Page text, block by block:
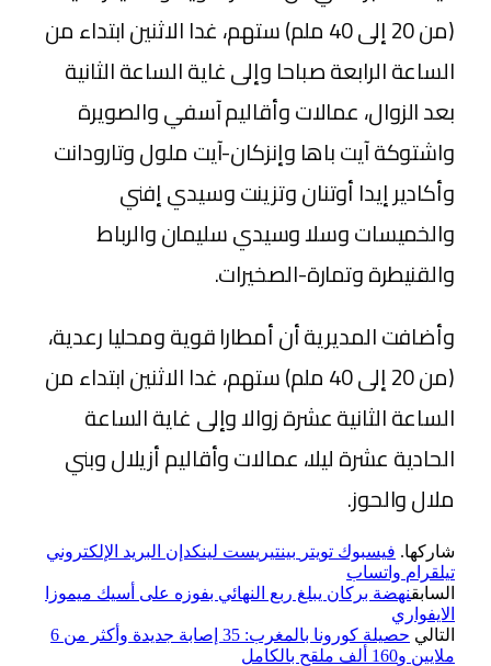
(من 20 إلى 40 ملم) ستهم، غدا الاثنين ابتداء من
الساعة الرابعة صباحا وإلى غاية الساعة الثانية
بعد الزوال، عمالات وأقاليم آسفي والصويرة
واشتوكة آيت باها وإنزكان-آيت ملول وتارودانت
وأكادير إيدا أوتنان وتزينت وسيدي إفني
والخميسات وسلا وسيدي سليمان والرباط
والقنيطرة وتمارة-الصخيرات.
وأضافت المديرية أن أمطارا قوية ومحليا رعدية،
(من 20 إلى 40 ملم) ستهم، غدا الاثنين ابتداء من
الساعة الثانية عشرة زوالا وإلى غاية الساعة
الحادية عشرة ليلا، عمالات وأقاليم أزيلال وبني
ملال والحوز.
شاركها. فيسبوك تويتر بينتيريست لينكدإن البريد الإلكتروني
تيلقرام واتساب
السابقنهضة بركان يبلغ ربع النهائي بفوزه على أسيك ميموزا
الايفواري
التالي
حصيلة كورونا بالمغرب: 35 إصابة جديدة وأكثر من 6
ملايين و160 ألف ملقح بالكامل